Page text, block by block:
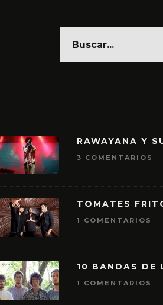
RAWAYANA Y
3 COMENTARIOS
TOMATES
1 COMENTARIOS
10 BANDAS DE
1 COMENTARIOS